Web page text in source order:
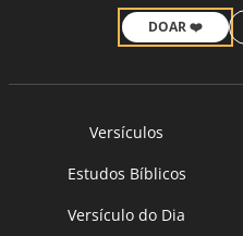
DOAR ❤️
Versículos
Estudos Bíblicos
Versículo do Dia